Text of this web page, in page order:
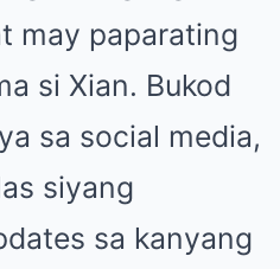
may paparating
si Xian. Bukod
sa social media,
siyang
sa kanyang